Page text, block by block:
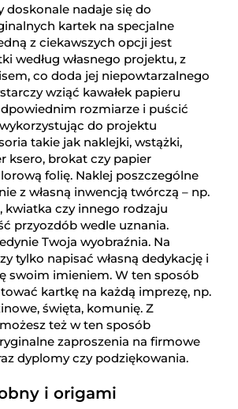
doskonale nadaje się do
kartek na specjalne
z ciekawszych opcji jest
według własnego projektu, z
co doda jej niepowtarzalnego
wziąć kawałek papieru
rozmiarze i puścić
do projektu
takie jak naklejki, wstążki,
ksero, brokat czy papier
folię. Naklej poszczególne
z własną inwencją twórczą – np.
kwiatka czy innego rodzaju
przyozdób wedle uznania.
Twoja wyobraźnia. Na
tylko napisać własną dedykację i
swoim imieniem. W ten sposób
kartkę na każdą imprezę, np.
święta, komunię. Z
też w ten sposób
zaproszenia na firmowe
dyplomy czy podziękowania.
i origami